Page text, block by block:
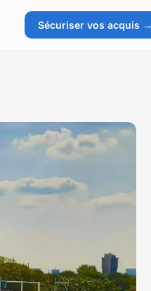
Sécuriser vos acquis →